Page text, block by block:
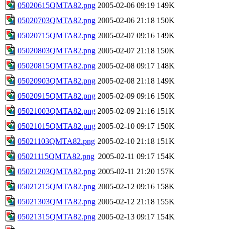
05020615QMTA82.png 2005-02-06 09:19 149K
05020703QMTA82.png 2005-02-06 21:18 150K
05020715QMTA82.png 2005-02-07 09:16 149K
05020803QMTA82.png 2005-02-07 21:18 150K
05020815QMTA82.png 2005-02-08 09:17 148K
05020903QMTA82.png 2005-02-08 21:18 149K
05020915QMTA82.png 2005-02-09 09:16 150K
05021003QMTA82.png 2005-02-09 21:16 151K
05021015QMTA82.png 2005-02-10 09:17 150K
05021103QMTA82.png 2005-02-10 21:18 151K
05021115QMTA82.png 2005-02-11 09:17 154K
05021203QMTA82.png 2005-02-11 21:20 157K
05021215QMTA82.png 2005-02-12 09:16 158K
05021303QMTA82.png 2005-02-12 21:18 155K
05021315QMTA82.png 2005-02-13 09:17 154K